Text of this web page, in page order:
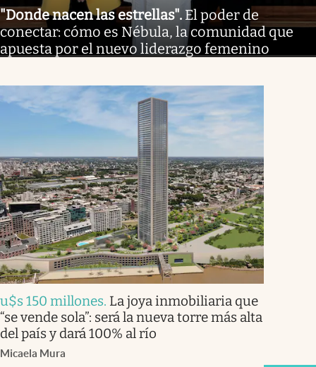
"Donde nacen las estrellas". El poder de
conectar: cómo es Nébula, la comunidad que
apuesta por el nuevo liderazgo femenino
u$s 150 millones. La joya inmobiliaria que
“se vende sola”: será la nueva torre más alta
del país y dará 100% al río
Micaela Mura